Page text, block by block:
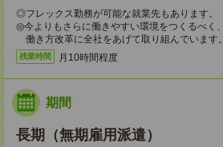
◎フレックス勤務が可能な就業先もあります。
◎今よりもさらに働きやすい環境をつくるべく、
働き方改革に全社をあげて取り組んでいます。
残業時間 月10時間程度
期間
長期（無期雇用派遣）